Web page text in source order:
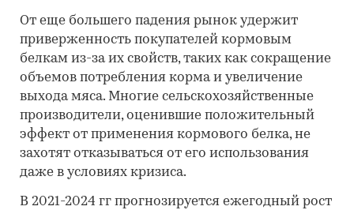
От еще большего падения рынок удержит
приверженность покупателей кормовым
белкам из-за их свойств, таких как сокращение
объемов потребления корма и увеличение
выхода мяса. Многие сельскохозяйственные
производители, оценившие положительный
эффект от применения кормового белка, не
захотят отказываться от его использования
даже в условиях кризиса.
В 2021-2024 гг прогнозируется ежегодный рост